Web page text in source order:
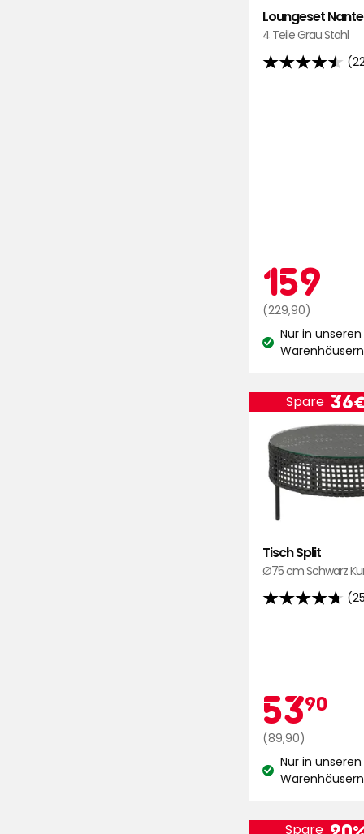
Loungeset
4 Teile Grau Stahl
4.5
159
€
Regulärer
Preis
229,90
(229,90)
Lagerbestand:
Nur in unseren
Warenhäusern
Tisch Split
Ø75 cm Schwarz
4.7
auf
25
Bewertungen
5390
€
Regulärer
Preis
89,90
(89,90)
Spare 36€
Lagerbestand:
Nur in unseren
Warenhäusern
Spare